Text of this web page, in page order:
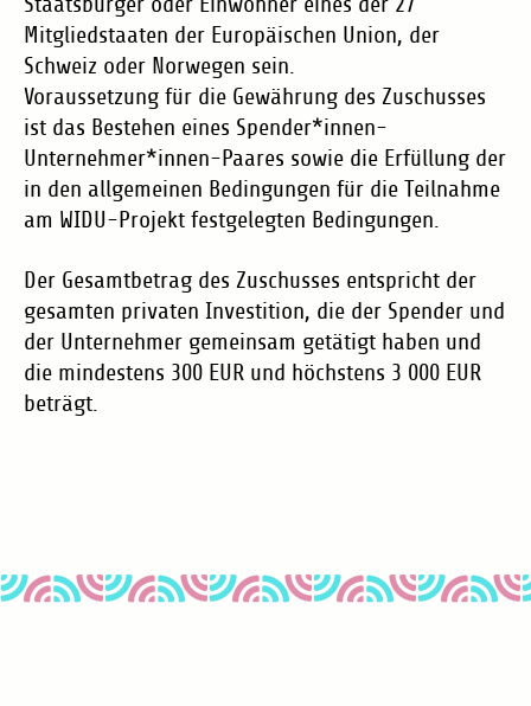
Mitgliedstaaten der Europäischen Union, der
Schweiz oder Norwegen sein.
Voraussetzung für die Gewährung des Zuschusses
ist das Bestehen eines Spender*innen-
Unternehmer*innen-Paares sowie die Erfüllung der
in den allgemeinen Bedingungen für die Teilnahme
am WIDU-Projekt festgelegten Bedingungen.
Der Gesamtbetrag des Zuschusses entspricht der
gesamten privaten Investition, die der Spender und
der Unternehmer gemeinsam getätigt haben und
die mindestens 300 EUR und höchstens 3 000 EUR
beträgt.